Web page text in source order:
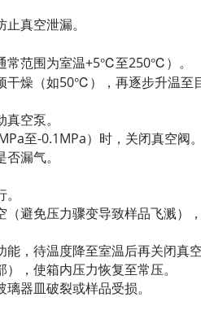
真空泄漏。
常范围为室温+5℃至250℃）。
干燥（如50℃），再逐步升温至
空泵。
至-0.1MPa）时，关闭真空阀
漏气。
避免压力骤变导致样品飞溅）
，待温度降至室温后再关闭真
，使箱内压力恢复至常压。
器皿破裂或样品受损。